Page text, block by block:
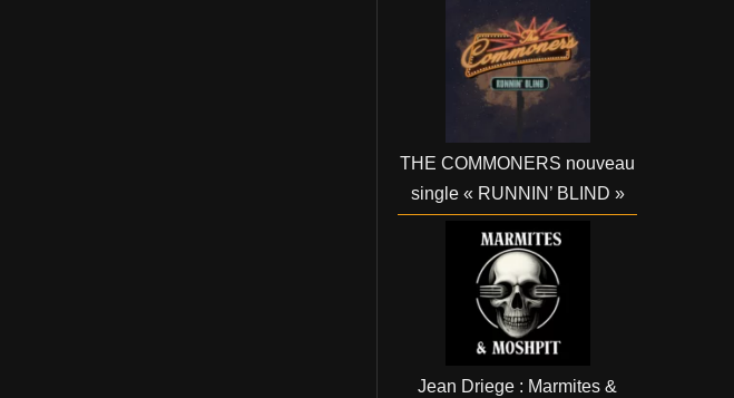
THE COMMONERS nouveau
single « RUNNIN’ BLIND »
Jean Driege : Marmites &